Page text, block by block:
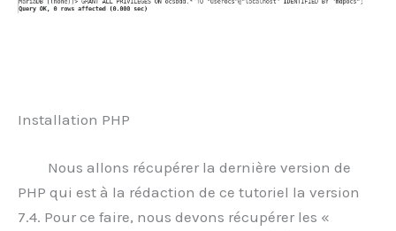
Installation PHP
Nous allons récupérer la dernière version de
PHP qui est à la rédaction de ce tutoriel la version
7.4. Pour ce faire, nous devons récupérer les «